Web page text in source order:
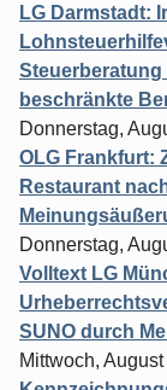
LG Darmstadt:
beschränkte
Donnerstag,
OLG Frankfurt:
Restaurant
Donnerstag,
Volltext LG
SUNO durch
Mittwoch,